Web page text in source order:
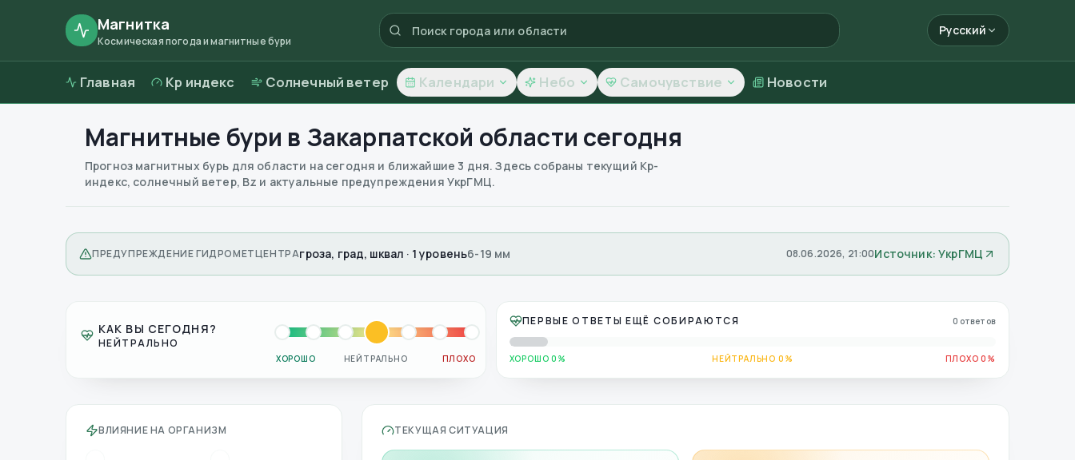
Магнитка
Космическая погода и магнитные бури
Русский
Главная Kp индекс Солнечный ветер Календари Небо Самочувствие Новости
Магнитные бури в Закарпатской области сегодня
Прогноз магнитных бурь для области на сегодня и ближайшие 3 дня. Здесь собраны текущий Kp-
индекс, солнечный ветер, Bz и актуальные предупреждения УкрГМЦ.
ПРЕДУПРЕЖДЕНИЕ ГИДРОМЕТЦЕНТРАгроза, град, шквал · 1 уровень6-19 мм 08.06.2026, 21:00Источник: УкрГМЦ
КАК ВЫ СЕГОДНЯ?
НЕЙТРАЛЬНО
ХОРОШО НЕЙТРАЛЬНО ПЛОХО
ПЕРВЫЕ ОТВЕТЫ ЕЩЁ СОБИРАЮТСЯ 0 ответов
ХОРОШО 0% НЕЙТРАЛЬНО 0% ПЛОХО 0%
ВЛИЯНИЕ НА ОРГАНИЗМ ТЕКУЩАЯ СИТУАЦИЯ